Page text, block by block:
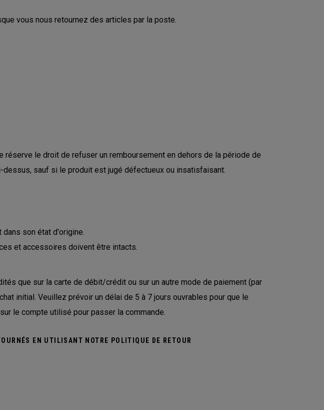
vous nous retournez des articles par la poste.
réserve le droit de refuser un remboursement en dehors de la période de
sauf si le produit est jugé défectueux ou insatisfaisant.
son état d'origine.
et accessoires doivent être intacts.
que sur la carte de débit/crédit ou sur un autre mode de paiement (par
initial. Veuillez prévoir un délai de 5 à 7 jours ouvrables pour que le
le compte utilisé pour passer la commande.
EN UTILISANT NOTRE POLITIQUE DE RETOUR